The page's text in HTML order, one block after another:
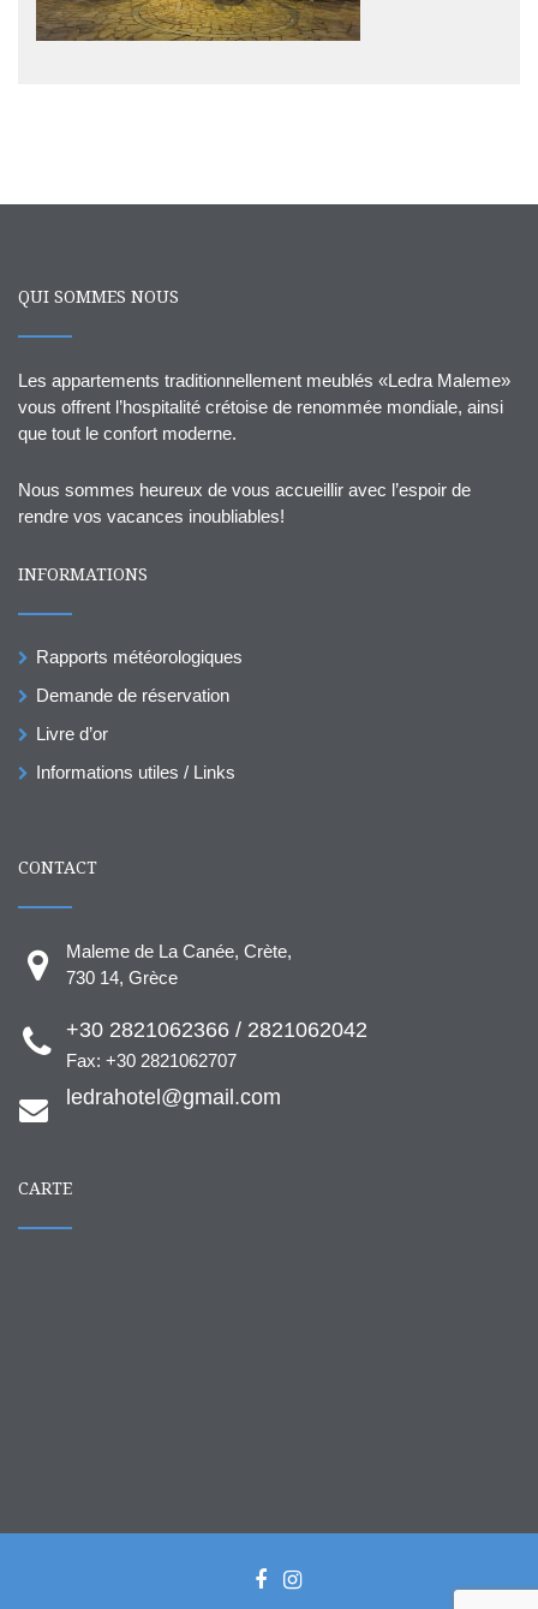
QUI SOMMES NOUS
Les appartements traditionnellement meublés «Ledra Maleme»
vous offrent l’hospitalité crétoise de renommée mondiale, ainsi
que tout le confort moderne.
Nous sommes heureux de vous accueillir avec l’espoir de
rendre vos vacances inoubliables!
INFORMATIONS
Rapports météorologiques
Demande de réservation
Livre d’or
Informations utiles / Links
CONTACT
Maleme de La Canée, Crète,
730 14, Grèce
+30 2821062366 / 2821062042
Fax: +30 2821062707
ledrahotel@gmail.com
CARTE